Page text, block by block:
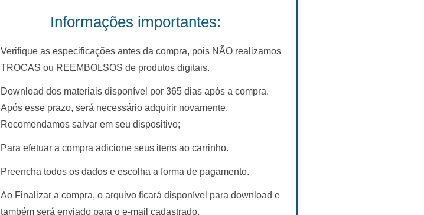
Informações importantes:
Verifique as especificações antes da compra, pois NÃO realizamos
TROCAS ou REEMBOLSOS de produtos digitais.
Download dos materiais disponível por 365 dias após a compra.
Após esse prazo, será necessário adquirir novamente.
Recomendamos salvar em seu dispositivo;
Para efetuar a compra adicione seus itens ao carrinho.
Preencha todos os dados e escolha a forma de pagamento.
Ao Finalizar a compra, o arquivo ficará disponível para download e
também será enviado para o e-mail cadastrado.